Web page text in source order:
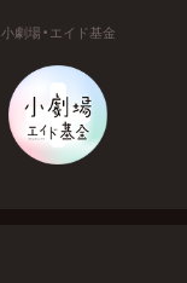
小劇場・エイド基金